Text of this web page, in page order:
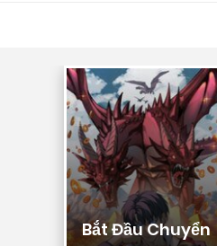
Bắt Đầu Chuyển